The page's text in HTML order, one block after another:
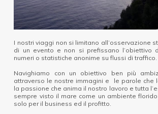
I nostri viaggi non si limitano all’osservazione
di un evento e non si prefissano l’obiettivo
numeri o statistiche anonime su flussi di traffico.
Navighiamo con un obiettivo ben più
attraverso le nostre immagini e le parole che
la passione che anima il nostro lavoro e tutta
sempre visto il mare come un ambiente
solo per il business ed il profitto.